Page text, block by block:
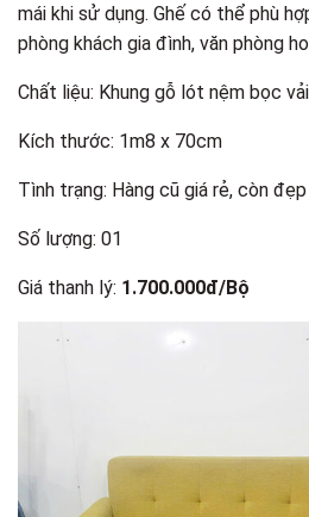
mái khi sử dụng. Ghế có thể phù
phòng khách gia đình, văn phòng
Chất liệu: Khung gỗ lót nệm bọc
Kích thước: 1m8 x 70cm
Tình trạng: Hàng cũ giá rẻ, còn đẹp
Số lượng: 01
Giá thanh lý: 1.700.000đ/Bộ